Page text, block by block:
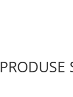
PRODUSE